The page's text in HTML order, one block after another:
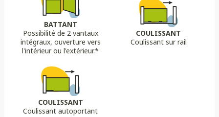
BATTANT
Possibilité de 2 vantaux
intégraux, ouverture vers
l'intérieur ou l'extérieur.*
COULISSANT
Coulissant sur rail
COULISSANT
Coulissant autoportant
Biais bas Bombé inversé
Chapeau de gendarmeChapeau de gendarme inversé
Portail pleinPortail semi ajouré Portail ajouré
LAME
Lame 30 cm modulable
OPTION
lame ajourée
OPTION
Lame déco sur mesure
DÉCORS OPTIONS
AluminiumComposite
Pointes
Motorisation
Aluminium